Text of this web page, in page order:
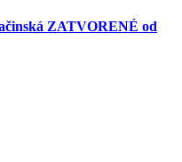
ZATVORENÉ od